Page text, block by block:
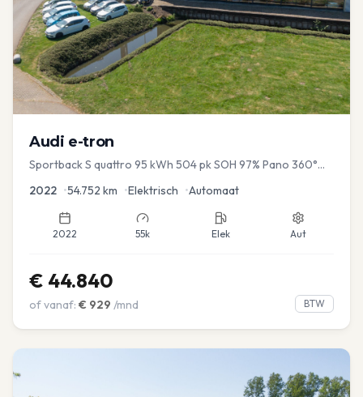
Audi e-tron
Sportback S quattro 95 kWh 504 pk SOH 97% Pano 360°
2022 •54.752 km •Elektrisch •Automaat
2022 55k Elek Aut
€ 44.840
of vanaf: € 929 /mnd BTW